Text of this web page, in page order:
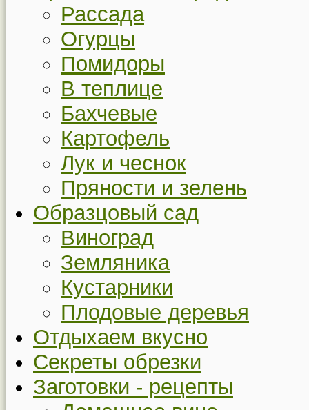
Рассада
Огурцы
Помидоры
В теплице
Бахчевые
Картофель
Лук и чеснок
Пряности и зелень
Образцовый сад
Виноград
Земляника
Кустарники
Плодовые деревья
Отдыхаем вкусно
Секреты обрезки
Заготовки - рецепты